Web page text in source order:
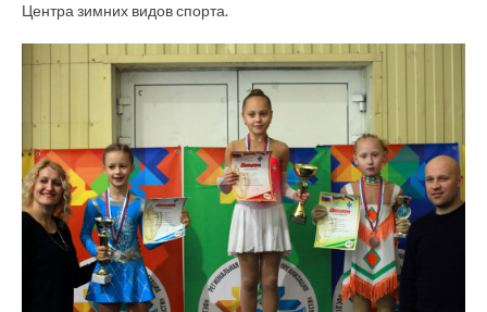
Центра зимних видов спорта.